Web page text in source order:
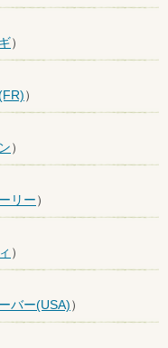
）
）
）
リー）
）
バー(USA)）